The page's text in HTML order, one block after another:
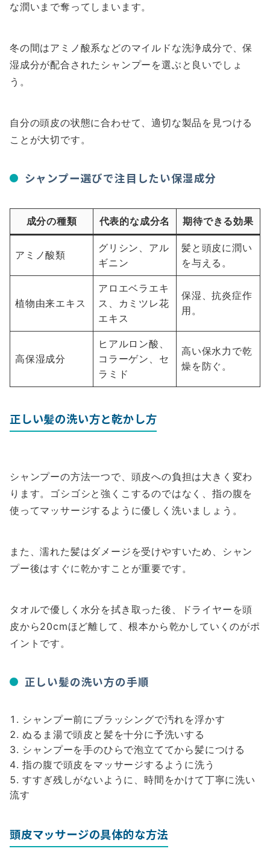
な潤いまで奪ってしまいます。
冬の間はアミノ酸系などのマイルドな洗浄成分で、保
湿成分が配合されたシャンプーを選ぶと良いでしょ
う。
自分の頭皮の状態に合わせて、適切な製品を見つける
ことが大切です。
シャンプー選びで注目したい保湿成分
成分の種類 代表的な成分名 期待できる効果
アミノ酸類
グリシン、アル
ギニン
髪と頭皮に潤い
を与える。
植物由来エキス
アロエベラエキ
ス、カミツレ花
エキス
保湿、抗炎症作
用。
高保湿成分
ヒアルロン酸、
コラーゲン、セ
ラミド
高い保水力で乾
燥を防ぐ。
正しい髪の洗い方と乾かし方
シャンプーの方法一つで、頭皮への負担は大きく変わ
ります。ゴシゴシと強くこするのではなく、指の腹を
使ってマッサージするように優しく洗いましょう。
また、濡れた髪はダメージを受けやすいため、シャン
プー後はすぐに乾かすことが重要です。
タオルで優しく水分を拭き取った後、ドライヤーを頭
皮から20cmほど離して、根本から乾かしていくのがポ
イントです。
正しい髪の洗い方の手順
シャンプー前にブラッシングで汚れを浮かす
ぬるま湯で頭皮と髪を十分に予洗いする
シャンプーを手のひらで泡立ててから髪につける
指の腹で頭皮をマッサージするように洗う
すすぎ残しがないように、時間をかけて丁寧に洗い
流す
頭皮マッサージの具体的な方法